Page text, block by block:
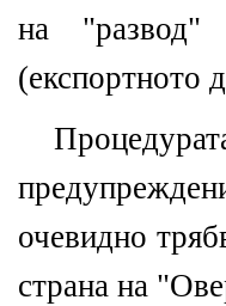
на "развод"
(експортното
очевидно
страна на